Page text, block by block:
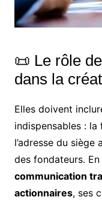
📜 Le rôle
dans la
Elles doivent
indispensables :
l’adresse du siège
des fondateurs.
communication
actionnaires, ses